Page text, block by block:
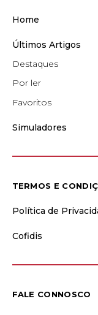
Home
Últimos Artigos
Destaques
Por ler
Favoritos
Simuladores
TERMOS E
Política de
Cofidis
FALE CONNOSCO